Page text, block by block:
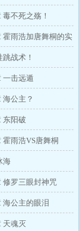
不死之殇！
霍雨浩加唐舞桐的实
战术！
一击远遁
海公主？
东阳破
雨浩VS唐舞桐
海
修罗三眼封神咒
海公主的眼泪
天魂灭